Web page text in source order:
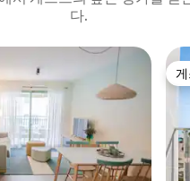
다.